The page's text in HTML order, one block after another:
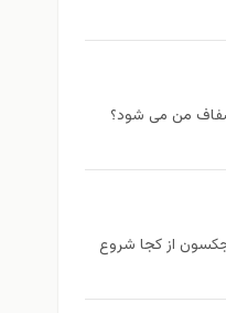
من می شود؟
از كجا شروع